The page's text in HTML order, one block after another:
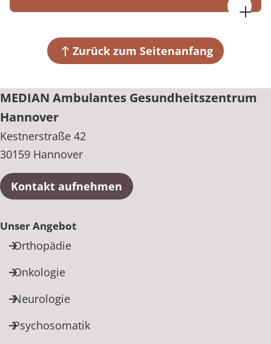
Kestnerstraße 42
30159 Hannover
+49 511 8110-3
Zurück zum Seitenanfang
MEDIAN Ambulantes Gesundheitszentrum
Hannover
Kestnerstraße 42
30159 Hannover
Kontakt aufnehmen
Unser Angebot
Orthopädie
Onkologie
Neurologie
Psychosomatik